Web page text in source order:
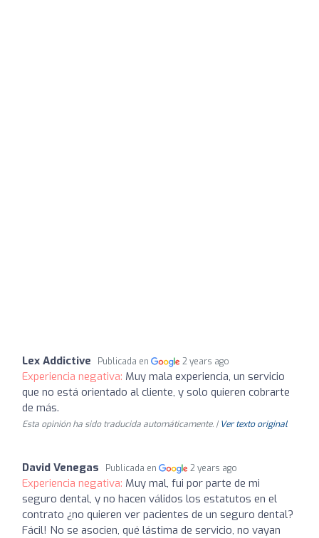
Lex Addictive Publicada en 2 years ago
Experiencia negativa: Muy mala experiencia, un servicio
que no está orientado al cliente, y solo quieren cobrarte
de más.
Esta opinión ha sido traducida automáticamente. | Ver texto original
David Venegas Publicada en 2 years ago
Experiencia negativa: Muy mal, fui por parte de mi
seguro dental, y no hacen válidos los estatutos en el
contrato ¿no quieren ver pacientes de un seguro dental?
Fácil! No se asocien, qué lástima de servicio, no vayan